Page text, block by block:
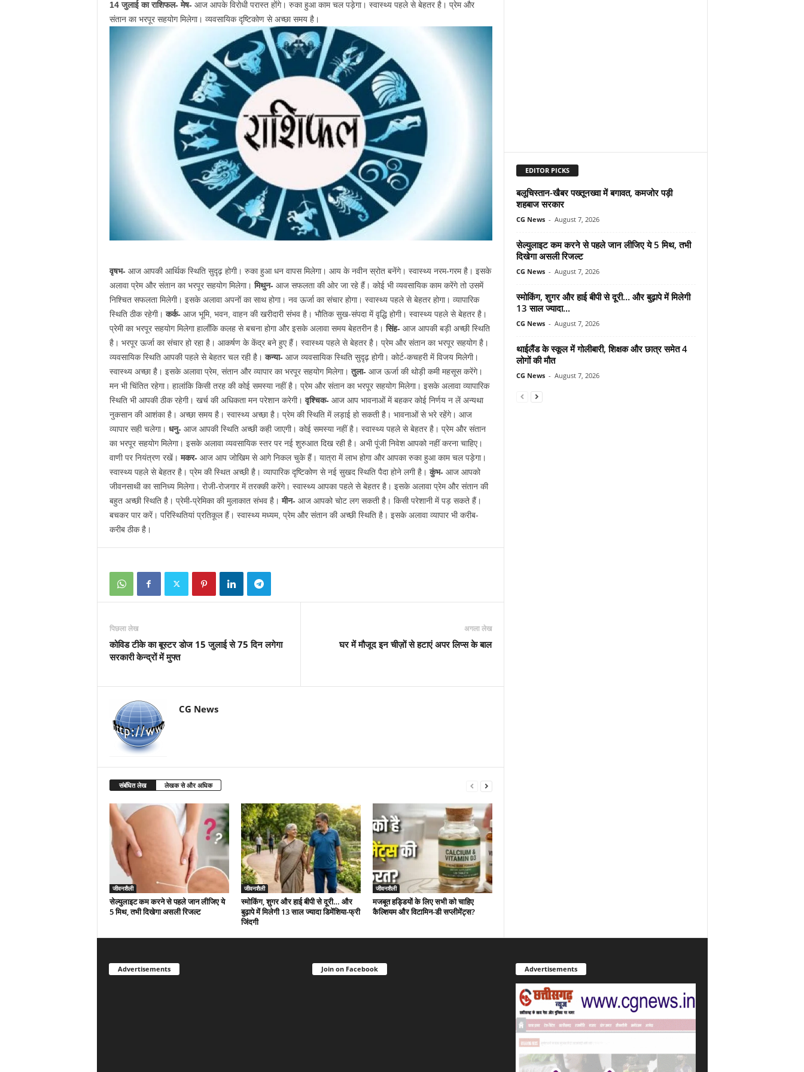
14 जुलाई का राशिफल- मेष- आज आपके विरोधी परास्‍त होंगे। रुका हुआ काम चल पड़ेगा। स्‍वास्‍थ्‍य पहले से बेहतर है। प्रेम और
संतान का भरपूर सहयोग मिलेगा। व्‍यवसायिक दृष्टिकोण से अच्‍छा समय है।
वृषभ- आज आपकी आर्थिक स्थिति सुदृढ़ होगी। रुका हुआ धन वापस मिलेगा। आय के नवीन स्रोत बनेंगे। स्‍वास्‍थ्‍य नरम-गरम है। इसके
अलावा प्रेम और संतान का भरपूर सहयोग मिलेगा।मिथुन- आज सफलता की ओर जा रहे हैं। कोई भी व्‍यवसायिक काम करेंगे तो उसमें
निश्चित सफलता मिलेगी। इसके अलावा अपनों का साथ होगा। नव ऊर्जा का संचार होगा। स्‍वास्‍थ्‍य पहले से बेहतर होगा। व्‍यापारिक
स्थिति ठीक रहेगी।कर्क- आज भूमि, भवन, वाहन की खरीदारी संभव है। भौतिक सुख-संपदा में वृद्ध‍ि होगी। स्‍वास्‍थ्‍य पहले से बेहतर है।
प्रेमी का भरपूर सहयोग मिलेगा हालाँकि कलह से बचना होगा और इसके अलावा समय बेहतरीन है।सिंह- आज आपकी बड़ी अच्‍छी स्थिति
है। भरपूर ऊर्जा का संचार हो रहा है। आकर्षण के केंद्र बने हुए हैं। स्‍वास्‍थ्‍य पहले से बेहतर है। प्रेम और संतान का भरपूर सहयोग है।
व्‍यवसायिक स्थिति आपकी पहले से बेहतर चल रही है।कन्‍या- आज व्‍यवसायिक स्थिति सुदृढ़ होगी। कोर्ट-कचहरी में विजय मिलेगी।
स्‍वास्‍थ्‍य अच्‍छा है। इसके अलावा प्रेम, संतान और व्‍यापार का भरपूर सहयोग मिलेगा।तुला- आज ऊर्जा की थोड़ी कमी महसूस करेंगे।
मन भी चिंतित रहेगा। हालांकि किसी तरह की कोई समस्‍या नहीं है। प्रेम और संतान का भरपूर सहयोग मिलेगा। इसके अलावा व्‍यापारिक
स्थिति भी आपकी ठीक रहेगी। खर्च की अधिकता मन परेशान करेगी।वृश्चिक- आज आप भावनाओं में बहकर कोई निर्णय न लें अन्‍यथा
नुकसान की आशंका है। अच्‍छा समय है। स्‍वास्‍थ्‍य अच्‍छा है। प्रेम की स्थिति में लड़ाई हो सकती है। भावनाओं से भरे रहेंगे। आज
व्‍यापार सही चलेगा। धनु- आज आपकी स्थिति अच्‍छी कही जाएगी। कोई समस्‍या नहीं है। स्‍वास्‍थ्‍य पहले से बेहतर है। प्रेम और संतान
का भरपूर सहयोग मिलेगा। इसके अलावा व्‍यवसायिक स्‍तर पर नई शुरुआत दिख रही है। अभी पूंजी निवेश आपको नहीं करना चाहिए।
वाणी पर नियंत्रण रखें।मकर- आज आप जोखिम से आगे निकल चुके हैं। यात्रा में लाभ होगा और आपका रुका हुआ काम चल पड़ेगा।
स्‍वास्‍थ्‍य पहले से बेहतर है। प्रेम की स्थित अच्‍छी है। व्‍यापारिक दृष्टिकोण से नई सुखद स्थिति पैदा होने लगी है।कुंभ- आज आपको
जीवनसाथी का सानिध्‍य मिलेगा। रोजी-रोजगार में तरक्‍की करेंगे। स्‍वास्‍थ्‍य आपका पहले से बेहतर है। इसके अलावा प्रेम और संतान की
बहुत अच्‍छी स्थिति है। प्रेमी-प्रेमिका की मुलाकात संभव है।मीन- आज आपको चोट लग सकती है। किसी परेशानी में पड़ सकते हैं।
बचकर पार करें। परिस्थितियां प्रतिकूल हैं। स्‍वास्‍थ्‍य मध्‍यम, प्रेम और संतान की अच्‍छी स्थिति है। इसके अलावा व्‍यापार भी करीब-
करीब ठीक है।
पिछला लेख
कोविड टीके का बूस्टर डोज 15 जुलाई से 75 दिन लगेगा
सरकारी केन्द्रों में मुफ्त
अगला लेख
घर में मौजूद इन चीज़ों से हटाएं अपर लिप्स के बाल
CG News
संबंधित लेख लेखक से और अधिक
जीवनशैली
सेल्युलाइट कम करने से पहले जान लीजिए ये
5 मिथ, तभी दिखेगा असली रिजल्ट
जीवनशैली
स्मोकिंग, शुगर और हाई बीपी से दूरी… और
बुढ़ापे में मिलेगी 13 साल ज्यादा डिमेंशिया-फ्री
जिंदगी
जीवनशैली
मजबूत हड्डियों के लिए सभी को चाहिए
कैल्शियम और विटामिन-डी सप्लीमेंट्स?
EDITOR PICKS
बलूचिस्तान-खैबर पख्तूनख्वा में बगावत, कमजोर पड़ी
शहबाज सरकार
CG News - August 7, 2026
सेल्युलाइट कम करने से पहले जान लीजिए ये 5 मिथ, तभी
दिखेगा असली रिजल्ट
CG News - August 7, 2026
स्मोकिंग, शुगर और हाई बीपी से दूरी… और बुढ़ापे में मिलेगी
13 साल ज्यादा...
CG News - August 7, 2026
थाईलैंड के स्कूल में गोलीबारी, शिक्षक और छात्र समेत 4
लोगों की मौत
CG News - August 7, 2026
Advertisements Join on Facebook Advertisements